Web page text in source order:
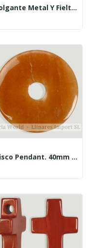
Colgante Metal Y Fieltro. Modelo Elefante
Disco Pendant. 40mm Calcite Orange